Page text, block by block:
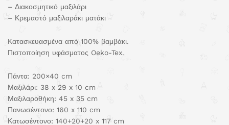
– Διακοσμητικό μαξιλάρι
– Κρεμαστό μαξιλαράκι ματάκι
Κατασκευασμένα από 100% βαμβάκι.
Πιστοποίηση υφάσματος Oeko-Tex.
Πάντα: 200×40 cm
Μαξιλάρι: 38 x 29 x 10 cm
Μαξιλαροθήκη: 45 x 35 cm
Πανωσέντονο: 160 x 110 cm
Κατωσέντονο: 140+20+20 x 117 cm